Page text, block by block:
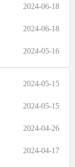
2024-06-18
2024-06-18
2024-05-16
2024-05-15
2024-05-15
2024-04-26
2024-04-17